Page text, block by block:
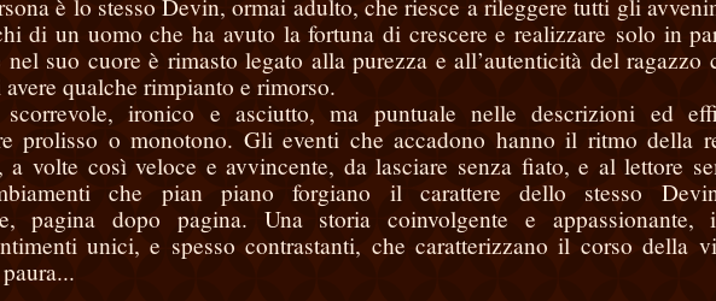
è lo stesso Devin, ormai adulto, che riesce a rileggere tutti gli
di un uomo che ha avuto la fortuna di crescere e realizzare solo in
suo cuore è rimasto legato alla purezza e all’autenticità del ragazzo
qualche rimpianto e rimorso.
ironico e asciutto, ma puntuale nelle descrizioni ed
prolisso o monotono. Gli eventi che accadono hanno il ritmo della
a volte così veloce e avvincente, da lasciare senza fiato, e al lettore
che pian piano forgiano il carattere dello stesso
pagina dopo pagina. Una storia coinvolgente e
unici, e spesso contrastanti, che caratterizzano il corso della